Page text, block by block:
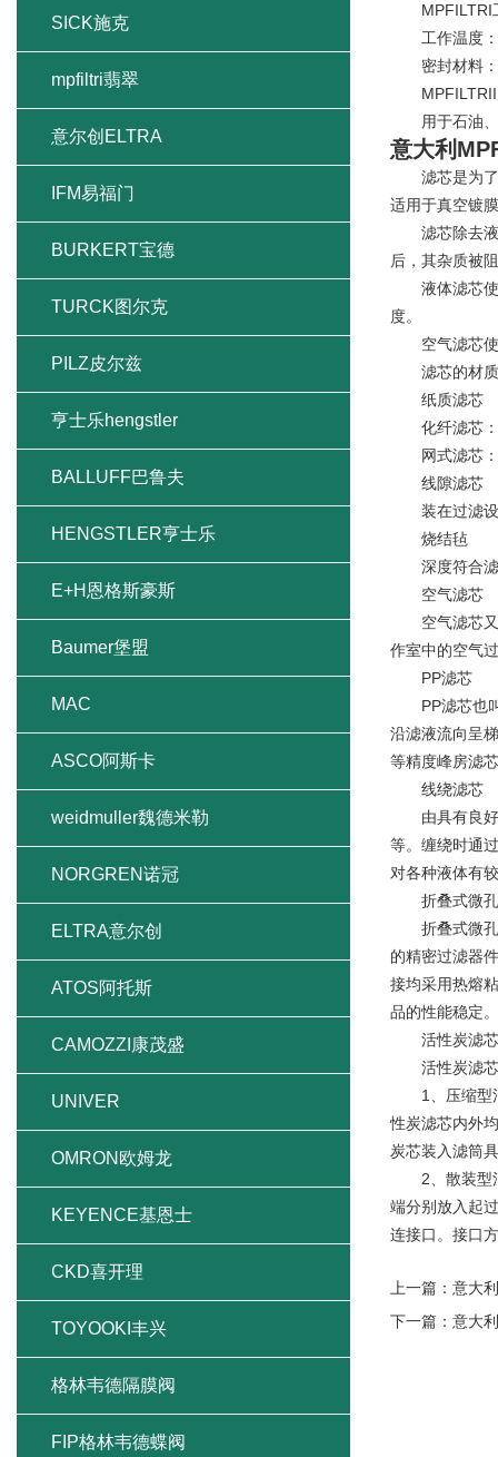
MPFILTRI工
工作温度：
密封材料：
MPFILTRII
用于石油、
意大利
滤芯是为了
适用于真空镀
滤芯除去液
后，其杂质被
液体滤芯使
度。
空气滤芯使
滤芯的材质
纸质滤芯
化纤滤芯：
网式滤芯：
线隙滤芯
装在过滤设
烧结毡
深度符合
空气滤芯
空气滤芯又
作室中的空气
PP滤芯
PP滤芯也叫
沿滤液流向呈
等精度峰房滤
线绕滤芯
由具有良好
等。缠绕时通
对各种液体有
折叠式微孔
折叠式微孔
的精密过滤器
接均采用热熔
品的性能稳定。
活性炭滤芯
活性炭滤芯
1、压缩型活
性炭滤芯内外
炭芯装入滤筒
2、散装型活
端分别放入起
连接口。接口
上一篇： 意大
下一篇： 意大
SICK施克
mpfiltri翡翠
意尔创ELTRA
IFM易福门
BURKERT宝德
TURCK图尔克
PILZ皮尔兹
亨士乐hengstler
BALLUFF巴鲁夫
HENGSTLER亨士乐
E+H恩格斯豪斯
Baumer堡盟
MAC
ASCO阿斯卡
weidmuller魏德米勒
NORGREN诺冠
ELTRA意尔创
ATOS阿托斯
CAMOZZI康茂盛
UNIVER
OMRON欧姆龙
KEYENCE基恩士
CKD喜开理
TOYOOKI丰兴
格林韦德隔膜阀
FIP格林韦德蝶阀